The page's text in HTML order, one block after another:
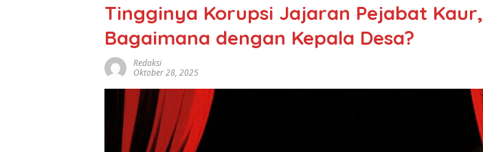
Tingginya Korupsi Jajaran Pejabat Kaur,
Bagaimana dengan Kepala Desa?
Redaksi
Oktober 28, 2025